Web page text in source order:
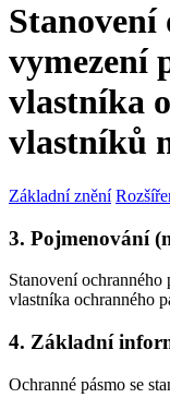
Stanovení
vymezení
vlastníka
vlastníků
Základní znění
3. Pojmenování
Stanovení ochranného
vlastníka ochranného
4. Základní
Ochranné pásmo se